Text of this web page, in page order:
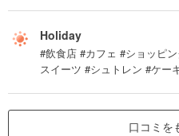
Holiday
#飲食店 #カフェ #ショッピ
スイーツ #シュトレン #ケー
口コミを